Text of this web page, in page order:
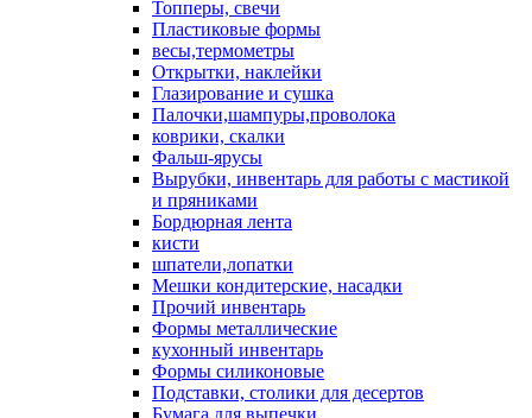
Топперы, свечи
Пластиковые формы
весы,термометры
Открытки, наклейки
Глазирование и сушка
Палочки,шампуры,проволока
коврики, скалки
Фальш-ярусы
Вырубки, инвентарь для работы с мастикой
и пряниками
Бордюрная лента
кисти
шпатели,лопатки
Мешки кондитерские, насадки
Прочий инвентарь
Формы металлические
кухонный инвентарь
Формы силиконовые
Подставки, столики для десертов
Бумага для выпечки